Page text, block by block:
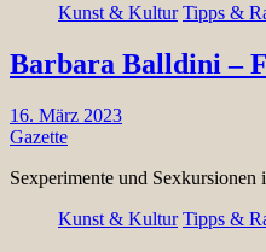
Kunst & Kultur Tipps &
Barbara Balldini –
16. März 2023
Gazette
Sexperimente und
Kunst & Kultur Tipps &